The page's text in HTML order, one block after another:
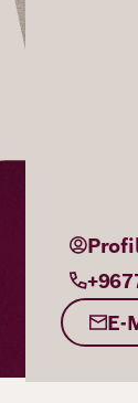
E-